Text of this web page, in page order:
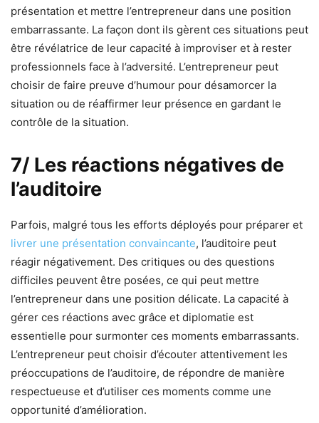
présentation et mettre l’entrepreneur dans une position
embarrassante. La façon dont ils gèrent ces situations peut
être révélatrice de leur capacité à improviser et à rester
professionnels face à l’adversité. L’entrepreneur peut
choisir de faire preuve d’humour pour désamorcer la
situation ou de réaffirmer leur présence en gardant le
contrôle de la situation.
7/ Les réactions négatives de
l’auditoire
Parfois, malgré tous les efforts déployés pour préparer et
livrer une présentation convaincante, l’auditoire peut
réagir négativement. Des critiques ou des questions
difficiles peuvent être posées, ce qui peut mettre
l’entrepreneur dans une position délicate. La capacité à
gérer ces réactions avec grâce et diplomatie est
essentielle pour surmonter ces moments embarrassants.
L’entrepreneur peut choisir d’écouter attentivement les
préoccupations de l’auditoire, de répondre de manière
respectueuse et d’utiliser ces moments comme une
opportunité d’amélioration.